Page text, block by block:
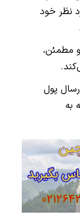
نظر خود
مطمئن،
پول
به